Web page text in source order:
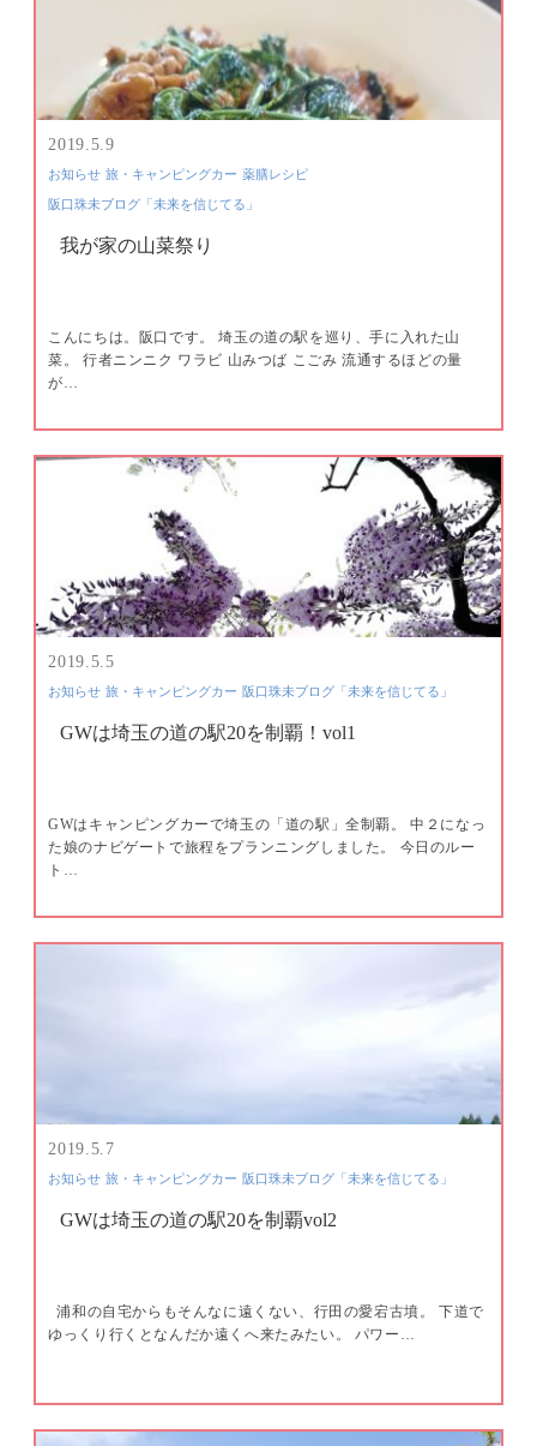
2019.5.9
お知らせ 旅・キャンピングカー 薬膳レシピ
阪口珠未ブログ「未来を信じてる」
我が家の山菜祭り
こんにちは。阪口です。 埼玉の道の駅を巡り、手に入れた山
菜。 行者ニンニク ワラビ 山みつば こごみ 流通するほどの量
が…
2019.5.5
お知らせ 旅・キャンピングカー 阪口珠未ブログ「未来を信じてる」
GWは埼玉の道の駅20を制覇！vol1
GWはキャンピングカーで埼玉の「道の駅」全制覇。 中２になっ
た娘のナビゲートで旅程をプランニングしました。 今日のルー
ト…
2019.5.7
お知らせ 旅・キャンピングカー 阪口珠未ブログ「未来を信じてる」
GWは埼玉の道の駅20を制覇vol2
浦和の自宅からもそんなに遠くない、行田の愛宕古墳。 下道で
ゆっくり行くとなんだか遠くへ来たみたい。 パワー…